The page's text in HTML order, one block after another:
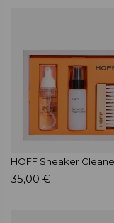
HOFF Sneaker
35,00 €